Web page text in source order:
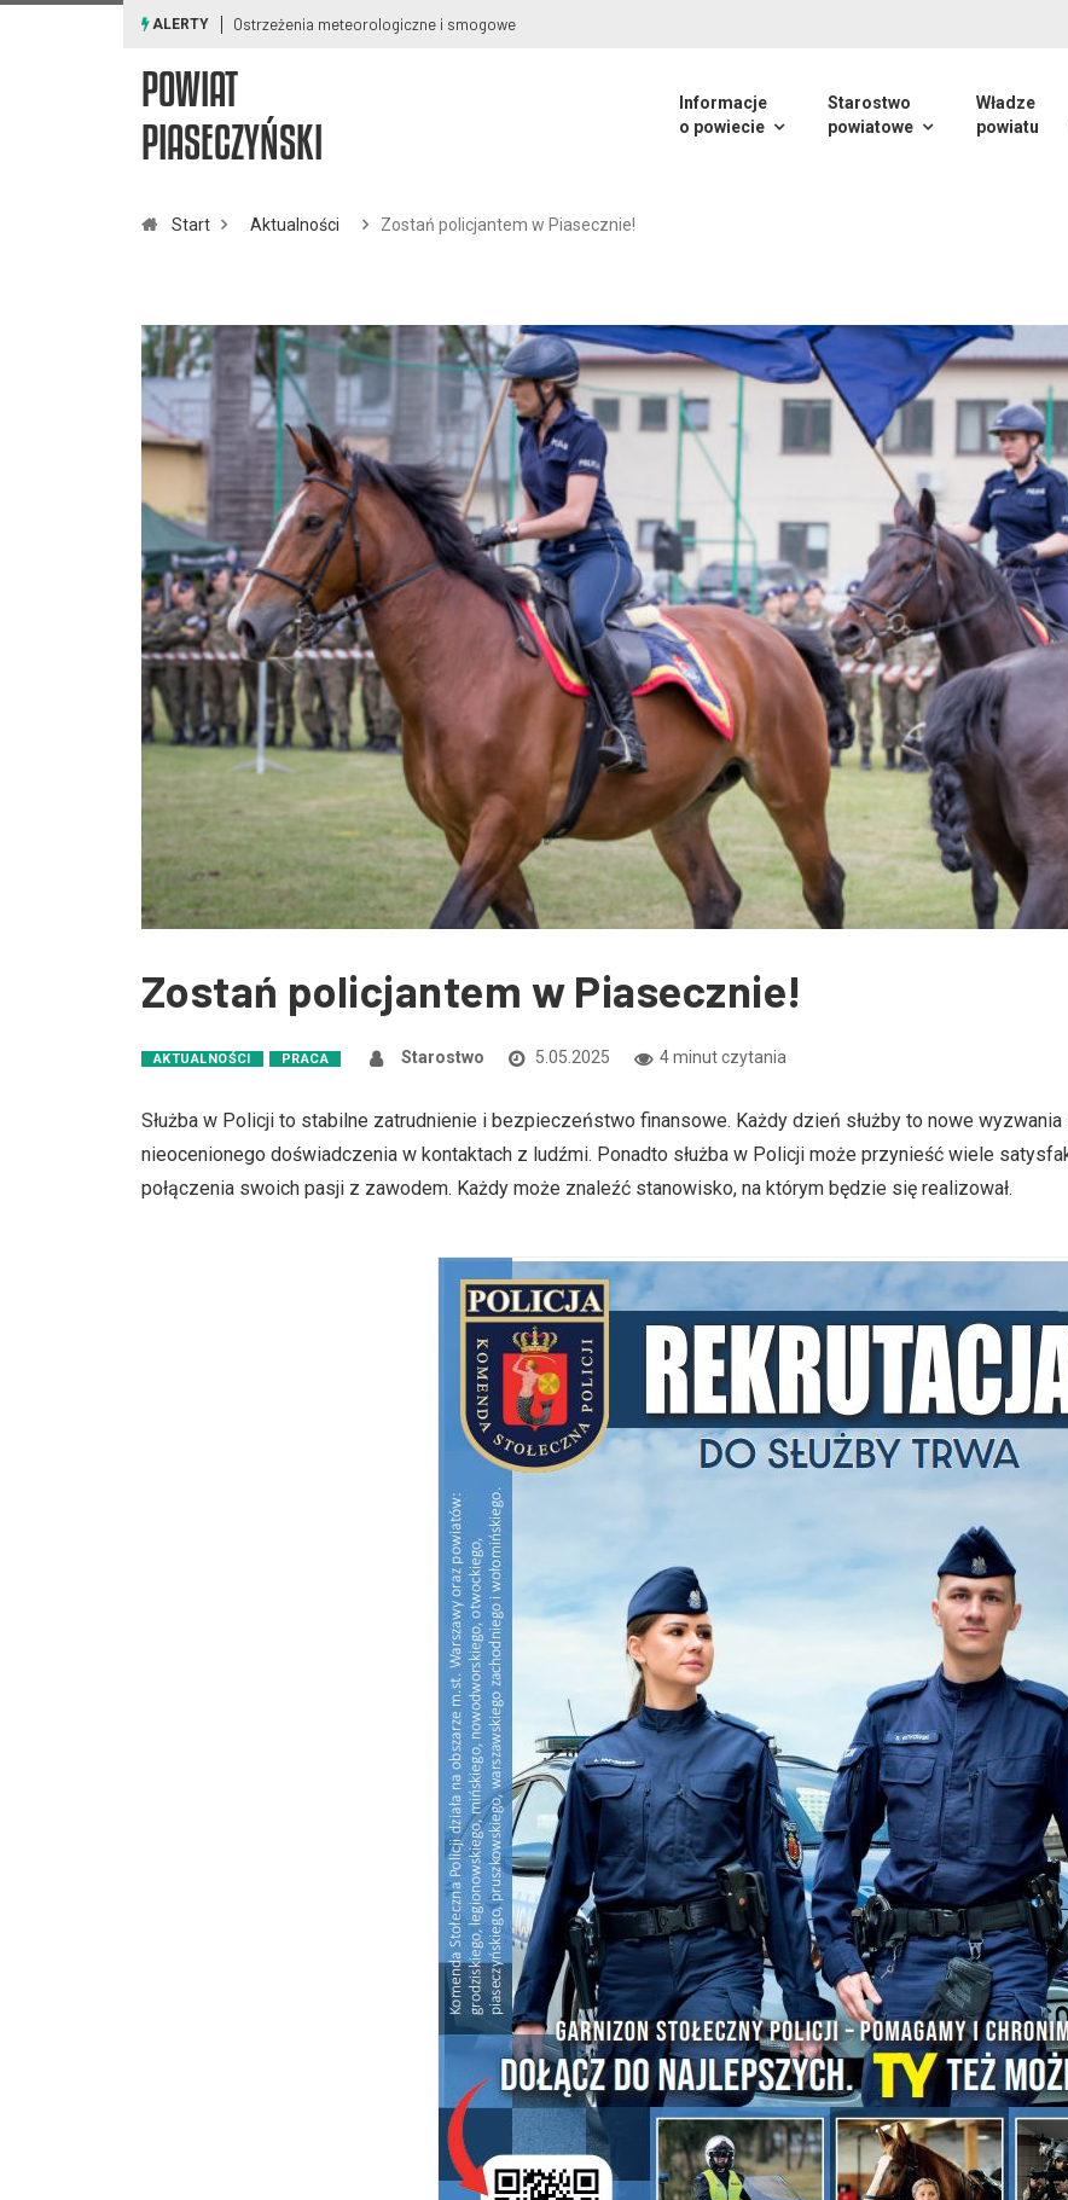
ALERTY Ostrzeżenia meteorologiczne i smogowe
POWIAT
PIASECZYŃSKI
Informacje
o powiecie
Starostwo
powiatowe
Władze
powiatu
Start Aktualności Zostań policjantem w Piasecznie!
Zostań policjantem w Piasecznie!
AKTUALNOŚCI PRACA Starostwo 5.05.2025 4 minut czytania
Służba w Policji to stabilne zatrudnienie i bezpieczeństwo finansowe. Każdy dzień służby to nowe
nieocenionego doświadczenia w kontaktach z ludźmi. Ponadto służba w Policji może przynieść wiele
połączenia swoich pasji z zawodem. Każdy może znaleźć stanowisko, na którym będzie się realizował.